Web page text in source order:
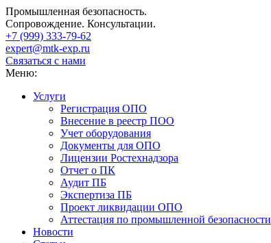
Промышленная безопасность.
Сопровождение. Консультации.
+7 (999) 333-79-62
expert@mtk-exp.ru
Связаться с нами
Меню:
Услуги
Регистрация ОПО
Внесение в реестр ПОО
Учет оборудования
Документы для ОПО
Лицензии Ростехнадзора
Отчет о ПК
Аудит ПБ
Экспертиза ПБ
Проект ликвидации ОПО
Аттестация по промышленной безопасности
Новости